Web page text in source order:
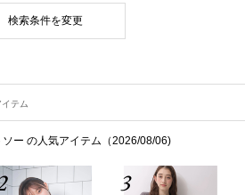
検索条件を変更
テム
ー の人気アイテム（2026/08/06)
3